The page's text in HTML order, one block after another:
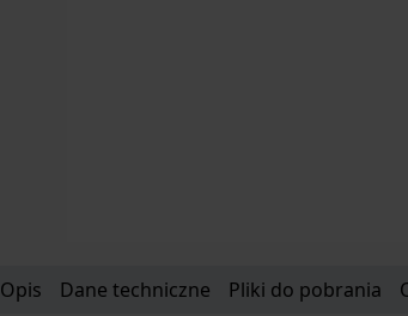
Opis Dane techniczne Pliki do pobrania